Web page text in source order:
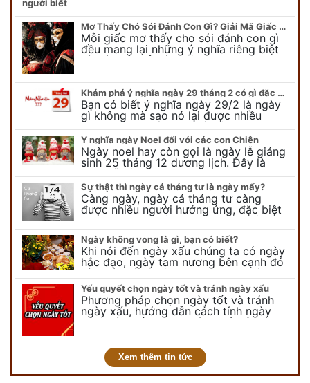
Mơ Thấy Chó Sói Đánh Con Gì? Giải Mã Giấc Mơ Bí Ẩn
Mỗi giấc mơ thấy cho sói đánh con gì
đều mang lại những ý nghĩa riêng biệt
và có thể phản ánh tâm trạng, suy nghĩ
Khám phá ý nghĩa ngày 29 tháng 2 có gì đặc biệt?
Bạn có biết ý nghĩa ngày 29/2 là ngày
gì không mà sao nó lại được nhiều
người chú ý đến vậy. Tất cả mọi người
đều cho rằng đây…
Ý nghĩa ngày Noel đối với các con Chiên
Ngày noel hay còn gọi là ngày lễ giáng
sinh 25 tháng 12 dương lịch. Đây là
ngày lễ của bên thiên chúa giáo, ngày
lễ thiên chúa giáng sinh,…
Sự thật thì ngày cá tháng tư là ngày mấy?
Càng ngày, ngày cá tháng tư càng
được nhiều người hưởng ứng, đặc biệt
là các bạn trẻ bởi họ sẽ nghĩ ra đủ trò
vui chơi, tinh nghịch, hài…
Ngày không vong là gì, bạn có biết?
Khi nói đến ngày xấu chúng ta có ngày
hắc đạo, ngày tam nương bên cạnh đó
còn có ngày không vong. Tuy nhiên khi
nói đến ngày không vong…
Yếu quyết chọn ngày tốt và tránh ngày xấu
Phương pháp chọn ngày tốt và tránh
ngày xấu, hướng dẫn cách tính ngày
tốt, ngày xấu trong tháng để tiến hành
Xem thêm tin tức